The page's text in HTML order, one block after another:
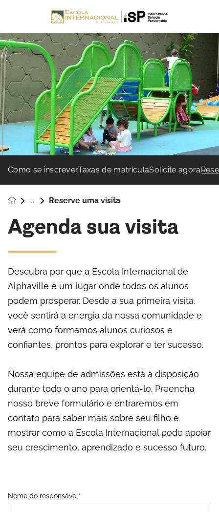
Como se inscreverTaxas de matrículaSolicite agora
Reserve uma visita
Agenda sua visita
Descubra por que a Escola Internacional de
Alphaville é um lugar onde todos os alunos
podem prosperar. Desde a sua primeira visita,
você sentirá a energia da nossa comunidade e
verá como formamos alunos curiosos e
confiantes, prontos para explorar e ter sucesso.
Nossa equipe de admissões está à disposição
durante todo o ano para orientá-lo. Preencha
nosso breve formulário e entraremos em
contato para saber mais sobre seu filho e
mostrar como a Escola Internacional pode apoiar
seu crescimento, aprendizado e sucesso futuro.
Nome do responsável *